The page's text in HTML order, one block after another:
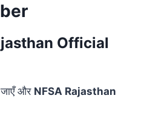
Official
और NFSA Rajasthan